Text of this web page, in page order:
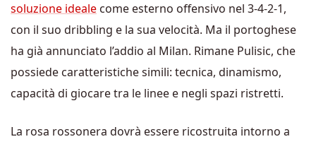
soluzione ideale come esterno offensivo nel 3-4-2-1,
con il suo dribbling e la sua velocità. Ma il portoghese
ha già annunciato l’addio al Milan. Rimane Pulisic, che
possiede caratteristiche simili: tecnica, dinamismo,
capacità di giocare tra le linee e negli spazi ristretti.
La rosa rossonera dovrà essere ricostruita intorno a